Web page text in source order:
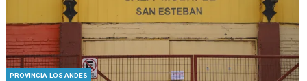
PROVINCIA LOS ANDES